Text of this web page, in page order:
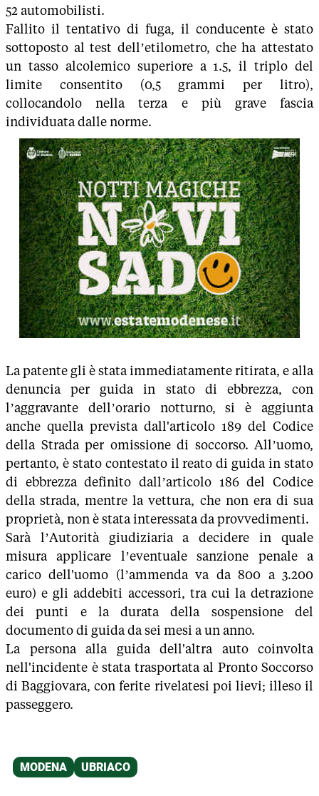
52 automobilisti.
Fallito il tentativo di fuga, il conducente è stato
sottoposto al test dell’etilometro, che ha attestato
un tasso alcolemico superiore a 1.5, il triplo del
limite consentito (0,5 grammi per litro),
collocandolo nella terza e più grave fascia
individuata dalle norme.
La patente gli è stata immediatamente ritirata, e alla
denuncia per guida in stato di ebbrezza, con
l’aggravante dell’orario notturno, si è aggiunta
anche quella prevista dall'articolo 189 del Codice
della Strada per omissione di soccorso. All’uomo,
pertanto, è stato contestato il reato di guida in stato
di ebbrezza definito dall’articolo 186 del Codice
della strada, mentre la vettura, che non era di sua
proprietà, non è stata interessata da provvedimenti.
Sarà l’Autorità giudiziaria a decidere in quale
misura applicare l’eventuale sanzione penale a
carico dell'uomo (l’ammenda va da 800 a 3.200
euro) e gli addebiti accessori, tra cui la detrazione
dei punti e la durata della sospensione del
documento di guida da sei mesi a un anno.
La persona alla guida dell'altra auto coinvolta
nell'incidente è stata trasportata al Pronto Soccorso
di Baggiovara, con ferite rivelatesi poi lievi; illeso il
passeggero.